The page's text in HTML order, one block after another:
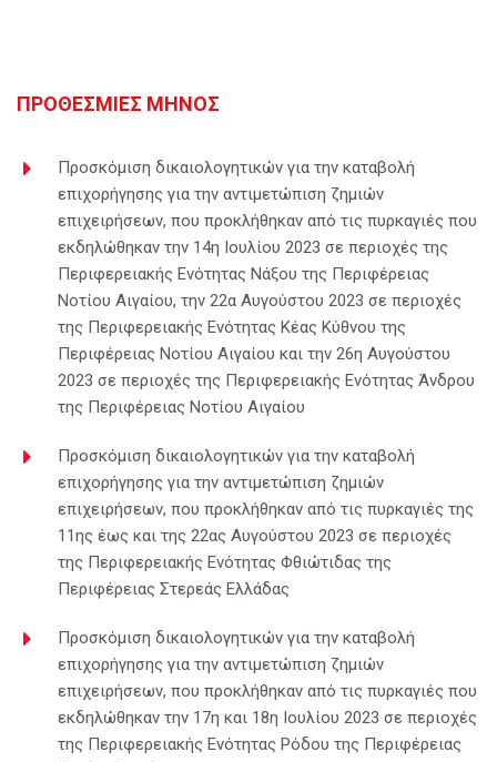
ΠΡΟΘΕΣΜΙΕΣ ΜΗΝΟΣ
Προσκόμιση δικαιολογητικών για την καταβολή
επιχορήγησης για την αντιμετώπιση ζημιών
επιχειρήσεων, που προκλήθηκαν από τις πυρκαγιές που
εκδηλώθηκαν την 14η Ιουλίου 2023 σε περιοχές της
Περιφερειακής Ενότητας Νάξου της Περιφέρειας
Νοτίου Αιγαίου, την 22α Αυγούστου 2023 σε περιοχές
της Περιφερειακής Ενότητας Κέας Κύθνου της
Περιφέρειας Νοτίου Αιγαίου και την 26η Αυγούστου
2023 σε περιοχές της Περιφερειακής Ενότητας Άνδρου
της Περιφέρειας Νοτίου Αιγαίου
Προσκόμιση δικαιολογητικών για την καταβολή
επιχορήγησης για την αντιμετώπιση ζημιών
επιχειρήσεων, που προκλήθηκαν από τις πυρκαγιές της
11ης έως και της 22ας Αυγούστου 2023 σε περιοχές
της Περιφερειακής Ενότητας Φθιώτιδας της
Περιφέρειας Στερεάς Ελλάδας
Προσκόμιση δικαιολογητικών για την καταβολή
επιχορήγησης για την αντιμετώπιση ζημιών
επιχειρήσεων, που προκλήθηκαν από τις πυρκαγιές που
εκδηλώθηκαν την 17η και 18η Ιουλίου 2023 σε περιοχές
της Περιφερειακής Ενότητας Ρόδου της Περιφέρειας